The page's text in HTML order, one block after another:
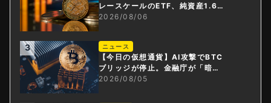
レースケールのETF、純資産1.6億
ドル減
2026/08/06
3 ニュース
【今日の仮想通貨】AI攻撃でBTC
ブリッジが停止。金融庁が「暗号
資産・ステーブルコイン課」新設
2026/08/05